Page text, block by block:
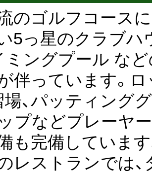
のゴルフコースに
5っ星のクラブハ
ミングプール な
伴っています。
場、パッティング
プなどプレーヤ
も完備していま
レストランでは、